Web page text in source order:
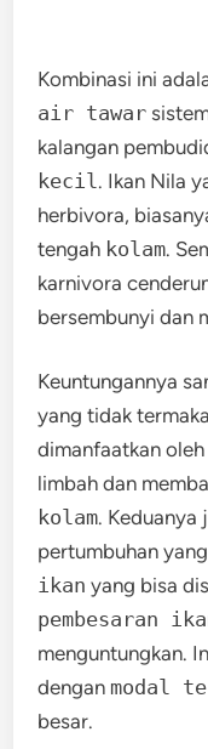
Kombinasi ini
air tawar
kalangan
kecil . Ikan Nila
herbivora,
tengah kolam.
karnivora
bersembunyi dan
Keuntungannya
yang tidak
dimanfaatkan
limbah dan
kolam. Keduanya
pertumbuhan
ikan yang bisa
pembesaran
menguntungkan.
dengan modal
besar.